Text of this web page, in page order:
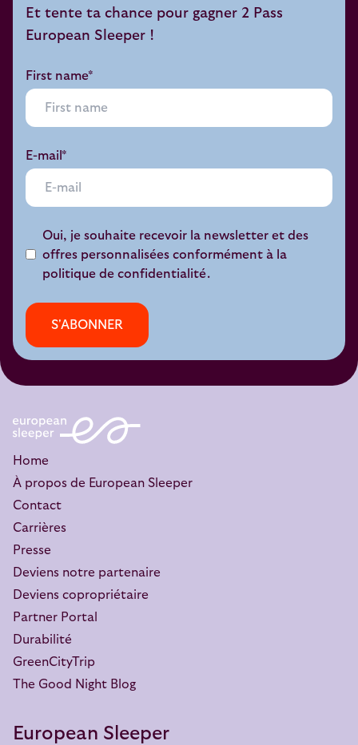
Et tente ta chance pour gagner 2 Pass
European Sleeper !
First name*
E-mail*
Oui, je souhaite recevoir la newsletter et des
offres personnalisées conformément à la
politique de confidentialité.
S'ABONNER
Home
À propos de European Sleeper
Contact
Carrières
Presse
Deviens notre partenaire
Deviens copropriétaire
Partner Portal
Durabilité
GreenCityTrip
The Good Night Blog
European Sleeper